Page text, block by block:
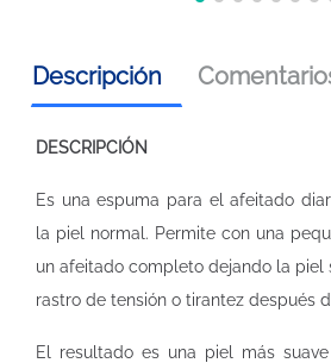
Descripción
DESCRIPCIÓN
Es una espuma para el afeitado
la piel normal. Permite con una
un afeitado completo dejando la piel
rastro de tensión o tirantez después
El resultado es una piel más